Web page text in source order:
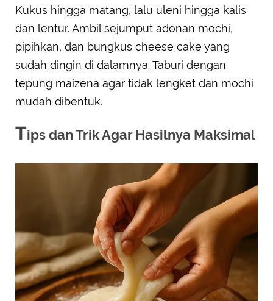
Kukus hingga matang, lalu uleni hingga kalis
dan lentur. Ambil sejumput adonan mochi,
pipihkan, dan bungkus cheese cake yang
sudah dingin di dalamnya. Taburi dengan
tepung maizena agar tidak lengket dan mochi
mudah dibentuk.
Tips dan Trik Agar Hasilnya Maksimal